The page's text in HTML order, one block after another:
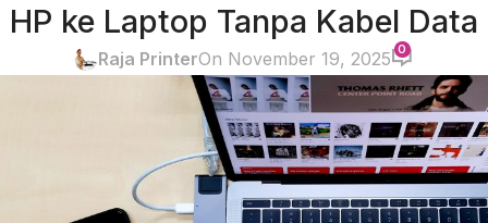
HP ke Laptop Tanpa Kabel Data
Raja PrinterOn November 19, 2025 0